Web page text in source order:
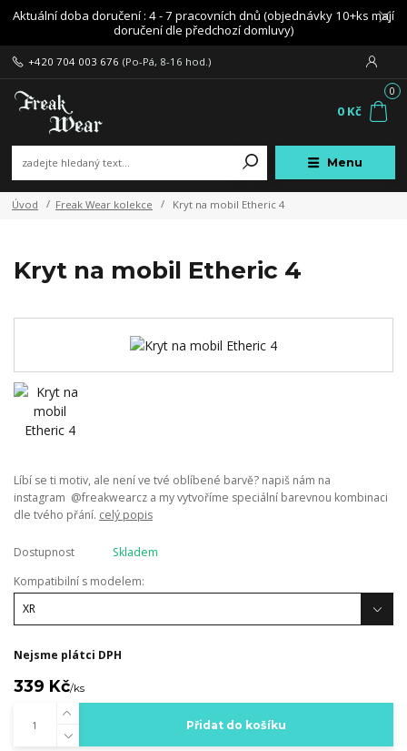
Aktuální doba doručení : 4 - 7 pracovních dnů (objednávky 10+ks mají
doručení dle předchozí domluvy)
Menu
+420 704 003 676 (Po-Pá, 8-16 hod.)
0
0 Kč
Úvod Freak Wear kolekce Kryt na mobil Etheric 4
Kryt na mobil Etheric 4
Líbí se ti motiv, ale není ve tvé oblíbené barvě? napiš nám na
instagram @freakwearcz a my vytvoříme speciální barevnou kombinaci
dle tvého přání. celý popis
Dostupnost
Skladem
Kompatibilní s modelem:
Nejsme plátci DPH
339 Kč/ks
Přidat do košíku